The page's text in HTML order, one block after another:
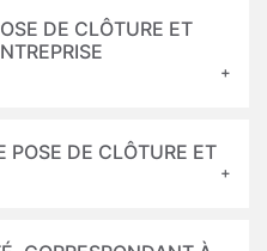
DE CLÔTURE ET
POSE DE CLÔTURE ET